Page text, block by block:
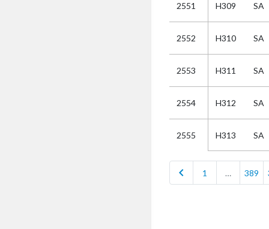
2551 H309 SA
2552 H310 SA
2553 H311 SA
2554 H312 SA
2555 H313 SA
chevron_left 1 … 389